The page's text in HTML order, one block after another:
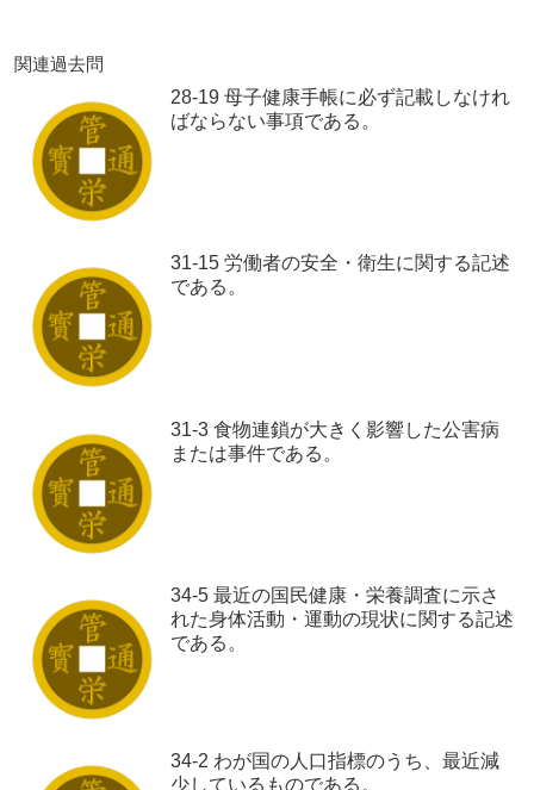
関連過去問
28-19 母子健康手帳に必ず記載しなけれ
ばならない事項である。
31-15 労働者の安全・衛生に関する記述
である。
31-3 食物連鎖が大きく影響した公害病
または事件である。
34-5 最近の国民健康・栄養調査に示さ
れた身体活動・運動の現状に関する記述
である。
34-2 わが国の人口指標のうち、最近減
少しているものである。